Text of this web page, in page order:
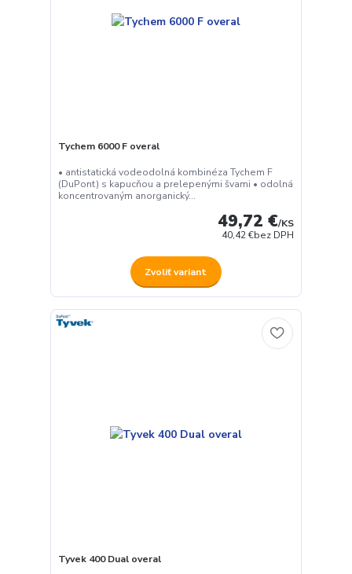
Tychem 6000 F overal
• antistatická vodeodolná kombinéza Tychem F
(DuPont) s kapucňou a prelepenými švami • odolná
koncentrovaným anorganický...
49,72 €/KS
40,42 €bez DPH
Zvoliť variant
Tyvek 400 Dual overal